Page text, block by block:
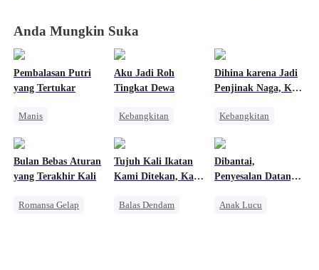
Hantu
Hantu
Anda Mungkin Suka
Pembalasan Putri
yang Tertukar
Manis
Aku Jadi Roh
Tingkat Dewa
Kebangkitan
Pembalasan
Dihina karena Jadi
Penjinak Naga, Kini
Kebangkitan
Bulan Bebas Aturan
yang Terakhir Kali
Romansa Gelap
Tujuh Kali Ikatan
Kami Ditekan, Kali
Melepaskannya
Balas Dendam
Dibantai,
Penyesalan Datang
Anak Lucu